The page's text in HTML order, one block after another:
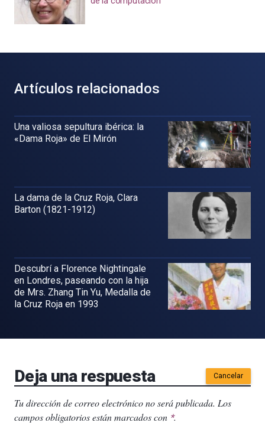
Artículos relacionados
Una valiosa sepultura ibérica: la
«Dama Roja» de El Mirón
La dama de la Cruz Roja, Clara
Barton (1821-1912)
Descubrí a Florence Nightingale
en Londres, paseando con la hija
de Mrs. Zhang Tin Yu, Medalla de
la Cruz Roja en 1993
Deja una respuesta Cancelar
Tu dirección de correo electrónico no será publicada. Los
campos obligatorios están marcados con *.